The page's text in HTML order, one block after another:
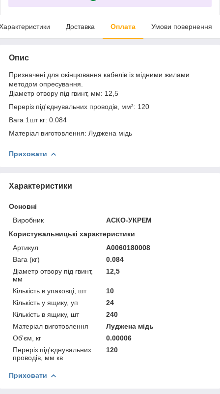
Доставка Оплата Умови повернення
Опис
Призначені для окінцювання кабелів із мідними жилами
методом опресування.
Діаметр отвору під гвинт, мм: 12,5
Переріз під'єднувальних проводів, мм²: 120
Вага 1шт кг: 0.084
Матеріал виготовлення: Луджена мідь
Приховати
Характеристики
Основні
Виробник
АСКО-УКРЕМ
Користувальницькі характеристики
Артикул
A0060180008
Вага (кг)
0.084
Діаметр отвору під гвинт,
мм
12,5
Кількість в упаковці, шт
10
Кількість у ящику, уп
24
Кількість в ящику, шт
240
Матеріал виготовлення
Луджена мідь
Об'єм, кг
0.00006
Переріз під'єднувальних
проводів, мм кв
120
Приховати